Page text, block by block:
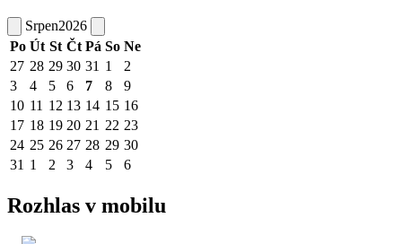
Srpen2026
Po Út St Čt Pá So Ne
27 28 29 30 31 1
2
3
4 5 6 7 8
9
10 11 12 13 14 15 16
17 18 19 20 21 22 23
24 25 26 27 28 29 30
31 1 2 3 4 5 6
Rozhlas v mobilu